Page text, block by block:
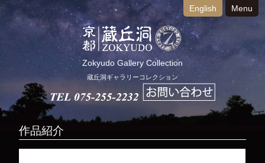
English Menu
Zokyudo Gallery Collection
蔵丘洞ギャラリーコレクション
作品紹介